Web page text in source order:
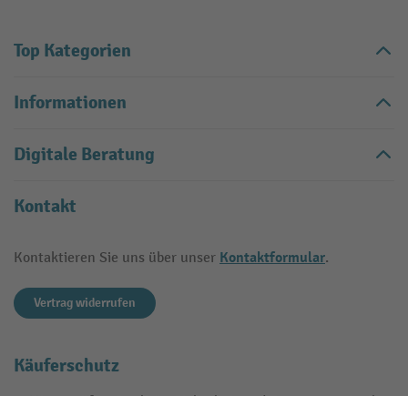
Top Kategorien
Informationen
Digitale Beratung
Kontakt
Kontaktieren Sie uns über unser Kontaktformular.
Vertrag widerrufen
Käuferschutz